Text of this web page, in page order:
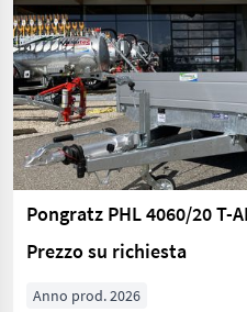
Pongratz PHL 4060/20 T-
Prezzo su richiesta
Anno prod. 2026